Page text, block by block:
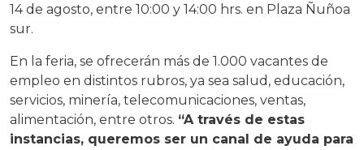
14 de agosto, entre 10:00 y 14:00 hrs. en Plaza Ñuñoa
sur.
En la feria, se ofrecerán más de 1.000 vacantes de
empleo en distintos rubros, ya sea salud, educación,
servicios, minería, telecomunicaciones, ventas,
alimentación, entre otros. “A través de estas
instancias, queremos ser un canal de ayuda para